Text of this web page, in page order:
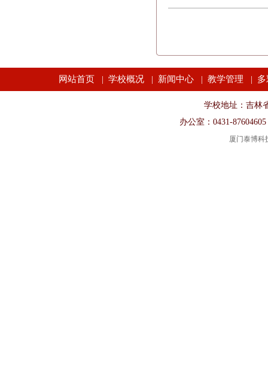
网站首页 学校概况 新闻中心 教学管理
学校地址：吉林
办公室：0431-
厦门泰博科